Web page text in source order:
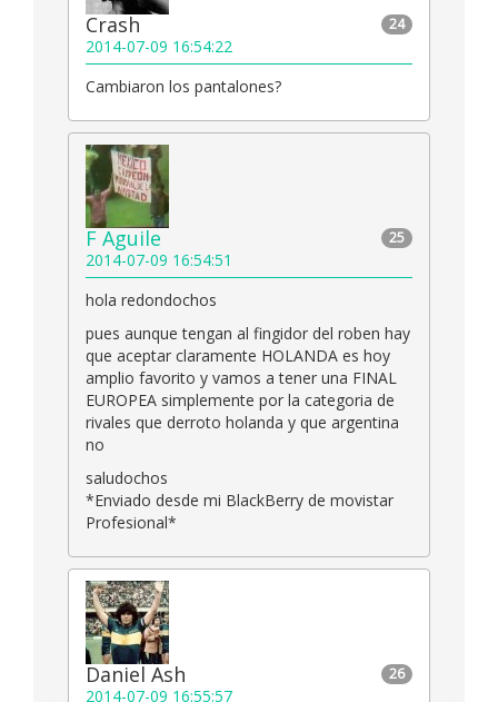
24
Crash
2014-07-09 16:54:22
Cambiaron los pantalones?
25
F Aguile
2014-07-09 16:54:51
hola redondochos
pues aunque tengan al fingidor del roben hay
que aceptar claramente HOLANDA es hoy
amplio favorito y vamos a tener una FINAL
EUROPEA simplemente por la categoria de
rivales que derroto holanda y que argentina
no
saludochos
*Enviado desde mi BlackBerry de movistar
Profesional*
26
Daniel Ash
2014-07-09 16:55:57